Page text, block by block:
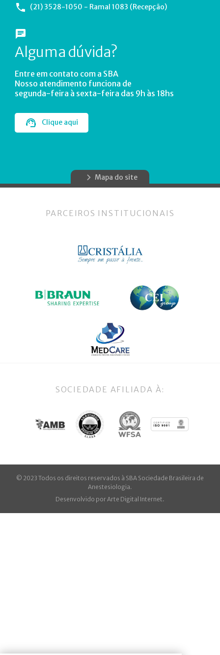
(21) 3528-1050 - Ramal 1083 (Recepção)
Alguma dúvida?
Entre em contato com a SBA
Nosso atendimento funciona de
segunda-feira à sexta-feira das 9h às 18hs
Clique aqui
Mapa do site
PARCEIROS INSTITUCIONAIS
SOCIEDADE AFILIADA À:
© 2023 Todos os direitos reservados à SBA Sociedade Brasileira de
Anestesiologia.
Desenvolvido por Arte Digital Internet.